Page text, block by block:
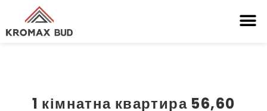
1 кімнатна квартира 56,60